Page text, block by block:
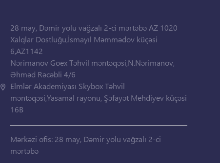
28 may, Dəmir yolu vağzalı 2-ci mərtəbə AZ 1020
Xalqlar Dostluğu,İsmayıl Məmmədov küçəsi
6,AZ1142
Nərimanov Goex Təhvil məntəqəsi,N.Nərimanov,
Əhməd Rəcəbli 4/6
Elmlər Akademiyası Skybox Təhvil
məntəqəsi,Yasamal rayonu, Şəfayət Mehdiyev küçəsi
16B
Mərkəzi ofis: 28 may, Dəmir yolu vağzalı 2-ci
mərtəbə